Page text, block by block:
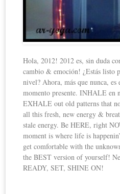
Hola, 2012! 2012 es, sin duda
cambio & emoción! ¿Estás listo
nivel? Ahora, más que nunca, es
momento presente. INHALE en
EXHALE out old patterns that
all this fresh, new energy &
stale energy. Be HERE, right
moment is where life is
get comfortable with the
the BEST version of yourself!
READY, SET, SHINE ON!